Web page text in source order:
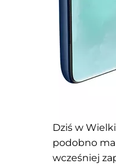
Dziś w
podobno
wcześniej